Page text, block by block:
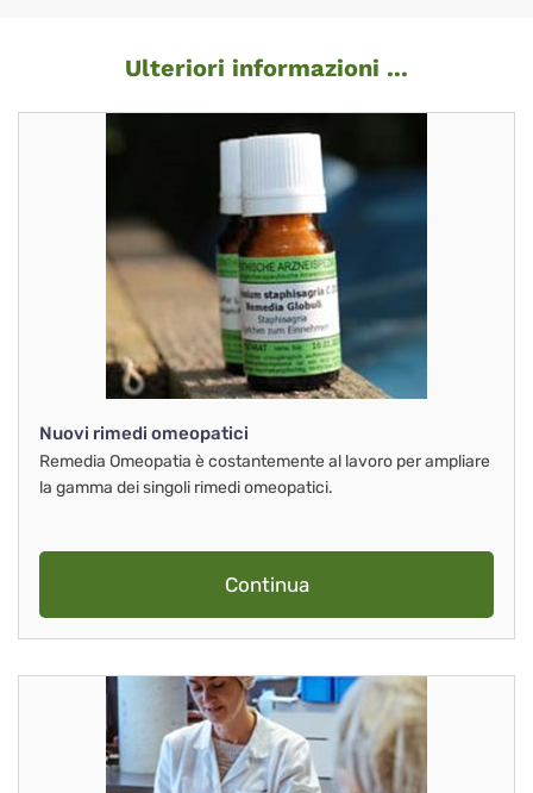
Ulteriori informazioni ...
Nuovi rimedi omeopatici
Remedia Omeopatia è costantemente al lavoro per ampliare
la gamma dei singoli rimedi omeopatici.
Continua